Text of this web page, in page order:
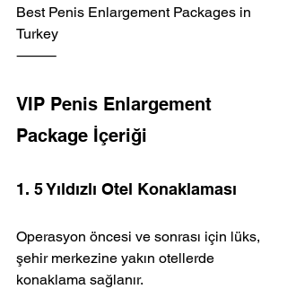
Best Penis Enlargement Packages in
Turkey
⸻
VIP Penis Enlargement
Package İçeriği
1. 5 Yıldızlı Otel Konaklaması
Operasyon öncesi ve sonrası için lüks,
şehir merkezine yakın otellerde
konaklama sağlanır.